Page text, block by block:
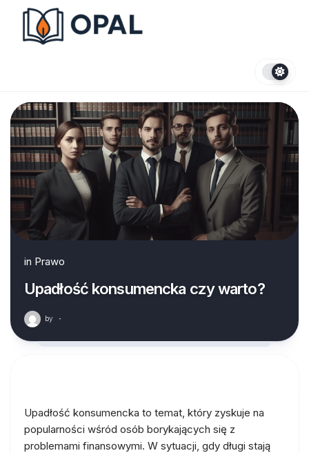
content
in Prawo
Upadłość konsumencka czy warto?
by ·
Upadłość konsumencka to temat, który zyskuje na
popularności wśród osób borykających się z
problemami finansowymi. W sytuacji, gdy długi stają